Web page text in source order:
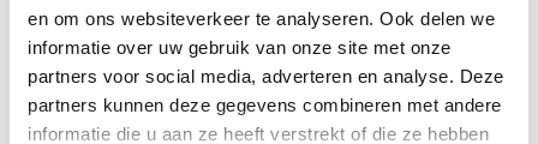
en om ons websiteverkeer te analyseren. Ook delen we
informatie over uw gebruik van onze site met onze
partners voor social media, adverteren en analyse. Deze
partners kunnen deze gegevens combineren met andere
informatie die u aan ze heeft verstrekt of die ze hebben
Patrick van Manen